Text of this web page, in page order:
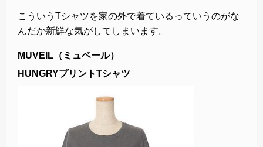
こういうTシャツを家の外で着ているっていうのがな
んだか新鮮な気がしてしまいます。
MUVEIL（ミュベール）
HUNGRYプリントTシャツ